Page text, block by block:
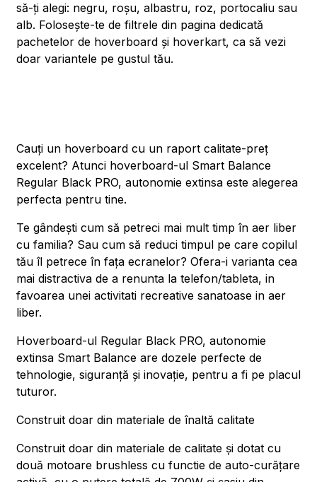
să-ți alegi: negru, roșu, albastru, roz, portocaliu sau
alb. Folosește-te de filtrele din pagina dedicată
pachetelor de hoverboard și hoverkart, ca să vezi
doar variantele pe gustul tău.
Cauți un hoverboard cu un raport calitate-preț
excelent? Atunci hoverboard-ul Smart Balance
Regular Black PRO, autonomie extinsa este alegerea
perfecta pentru tine.
Te gândești cum să petreci mai mult timp în aer liber
cu familia? Sau cum să reduci timpul pe care copilul
tău îl petrece în fața ecranelor? Ofera-i varianta cea
mai distractiva de a renunta la telefon/tableta, in
favoarea unei activitati recreative sanatoase in aer
liber.
Hoverboard-ul Regular Black PRO, autonomie
extinsa Smart Balance are dozele perfecte de
tehnologie, siguranță și inovație, pentru a fi pe placul
tuturor.
Construit doar din materiale de înaltă calitate
Construit doar din materiale de calitate și dotat cu
două motoare brushless cu functie de auto-curățare